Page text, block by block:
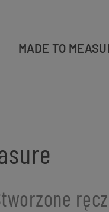
MADE TO